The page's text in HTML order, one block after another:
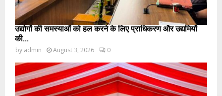
उद्योगों की समस्याओं को हल करने के लिए प्राधिकरण और उद्यमियों
की...
by admin August 3, 2026 0